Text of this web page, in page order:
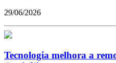
29/06/2026
Tecnologia melhora a